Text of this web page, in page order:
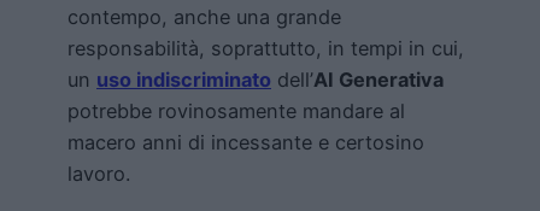
contempo, anche una grande
responsabilità, soprattutto, in tempi in cui,
un uso indiscriminato dell’AI Generativa
potrebbe rovinosamente mandare al
macero anni di incessante e certosino
lavoro.